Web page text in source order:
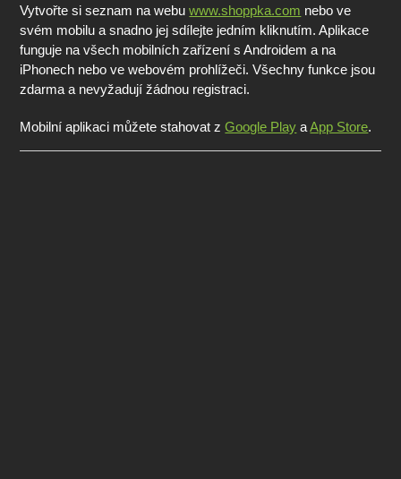
Vytvořte si seznam na webuwww.shoppka.com nebo ve
svém mobilu a snadno jej sdílejte jedním kliknutím. Aplikace
funguje na všech mobilních zařízení s Androidem a na
iPhonech nebo ve webovém prohlížeči. Všechny funkce jsou
zdarma a nevyžadují žádnou registraci.
Mobilní aplikaci můžete stahovat zGoogle Play aApp Store.